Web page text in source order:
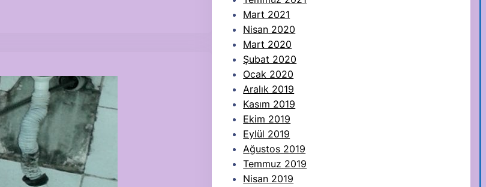
Mart 2021
Nisan 2020
Mart 2020
Şubat 2020
Ocak 2020
Aralık 2019
Kasım 2019
Ekim 2019
Eylül 2019
Ağustos 2019
Temmuz 2019
Nisan 2019